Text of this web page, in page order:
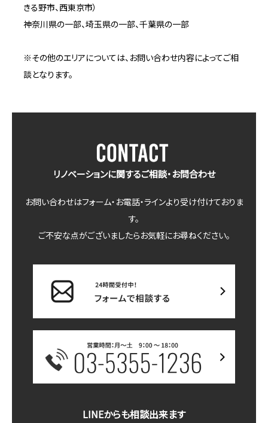
きる野市、西東京市）
神奈川県の一部、埼玉県の一部、千葉県の一部
※その他のエリアについては、お問い合わせ内容によってご相
談となります。
リノベーションに関するご相談・お問合わせ
お問い合わせはフォーム・お電話・ラインより受け付けておりま
す。
ご不安な点がございましたらお気軽にお尋ねください。
LINEからも相談出来ます